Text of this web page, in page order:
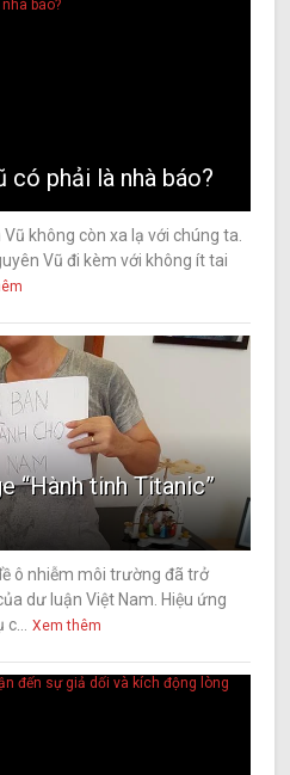
có phải là nhà báo?
không còn xa lạ với chúng ta.
Vũ đi kèm với không ít tai
“Hành tinh Titanic”
ô nhiễm môi trường đã trở
dư luận Việt Nam. Hiệu ứng
Xem thêm